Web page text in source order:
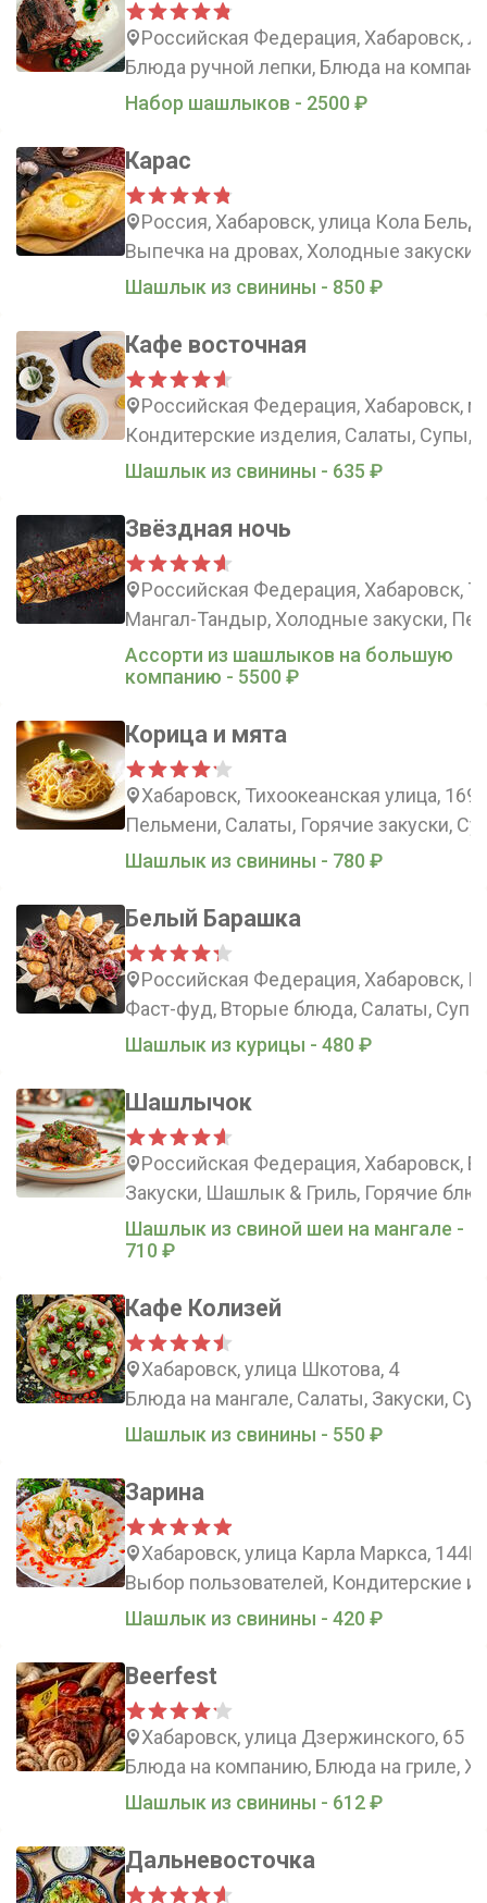
Российская Федерация, Хабаровск,
Блюда ручной лепки, Блюда на
Набор шашлыков - 2500 ₽
Карас
Россия, Хабаровск, улица Кола
Выпечка на дровах, Холодные закуски,
Шашлык из свинины - 850 ₽
Кафе восточная
Российская Федерация, Хабаровск,
Кондитерские изделия, Салаты, Супы,
Шашлык из свинины - 635 ₽
Звёздная ночь
Российская Федерация, Хабаровск,
Мангал-Тандыр, Холодные закуски,
Ассорти из шашлыков на большую
компанию - 5500 ₽
Корица и мята
Хабаровск, Тихоокеанская улица,
Пельмени, Салаты, Горячие закуски,
Шашлык из свинины - 780 ₽
Белый Барашка
Российская Федерация, Хабаровск,
Фаст-фуд, Вторые блюда, Салаты, Супы
Шашлык из курицы - 480 ₽
Шашлычок
Российская Федерация, Хабаровск,
Закуски, Шашлык & Гриль, Горячие
Шашлык из cвинoй шеи на мангале -
710 ₽
Кафе Колизей
Хабаровск, улица Шкотова, 4
Блюда на мангале, Салаты, Закуски,
Шашлык из свинины - 550 ₽
Зарина
Хабаровск, улица Карла Маркса, 144Г
Выбор пользователей, Кондитерские
Шашлык из свинины - 420 ₽
Beerfest
Хабаровск, улица Дзержинского, 65
Блюда на компанию, Блюда на гриле,
Шашлык из свинины - 612 ₽
Дальневосточка